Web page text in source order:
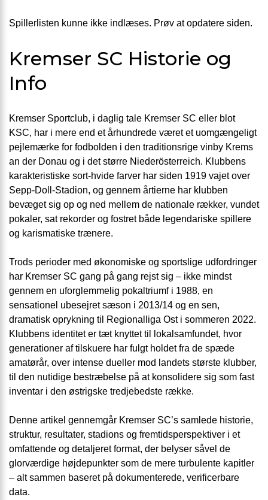
Spillerlisten kunne ikke indlæses. Prøv at opdatere siden.
Kremser SC Historie og
Info
Kremser Sportclub, i daglig tale Kremser SC eller blot
KSC, har i mere end et århundrede været et uomgængeligt
pejlemærke for fodbolden i den traditionsrige vinby Krems
an der Donau og i det større Niederösterreich. Klubbens
karakteristiske sort-hvide farver har siden 1919 vajet over
Sepp-Doll-Stadion, og gennem årtierne har klubben
bevæget sig op og ned mellem de nationale rækker, vundet
pokaler, sat rekorder og fostret både legendariske spillere
og karismatiske trænere.
Trods perioder med økonomiske og sportslige udfordringer
har Kremser SC gang på gang rejst sig – ikke mindst
gennem en uforglemmelig pokaltriumf i 1988, en
sensationel ubesejret sæson i 2013/14 og en sen,
dramatisk oprykning til Regionalliga Ost i sommeren 2022.
Klubbens identitet er tæt knyttet til lokalsamfundet, hvor
generationer af tilskuere har fulgt holdet fra de spæde
amatørår, over intense dueller mod landets største klubber,
til den nutidige bestræbelse på at konsolidere sig som fast
inventar i den østrigske tredjebedste række.
Denne artikel gennemgår Kremser SC’s samlede historie,
struktur, resultater, stadions og fremtidsperspektiver i et
omfattende og detaljeret format, der belyser såvel de
glorværdige højdepunkter som de mere turbulente kapitler
– alt sammen baseret på dokumenterede, verificerbare
data.